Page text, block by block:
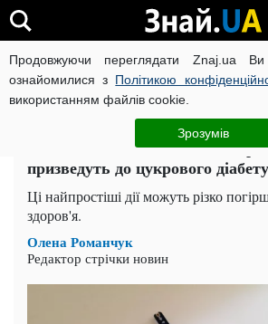
Продовжуючи переглядати Znaj.ua
ознайомилися з Політикою
використанням файлів cookie.
Зрозумів
ВІЙНА РОСІЇ ПРОТИ УКРАЇНИ
Не пов'язано з солодощами: три
призведуть до цукрового діабету
Ці найпростіші дії можуть різко
здоров'я.
Олена Романчук
Редактор стрічки новин